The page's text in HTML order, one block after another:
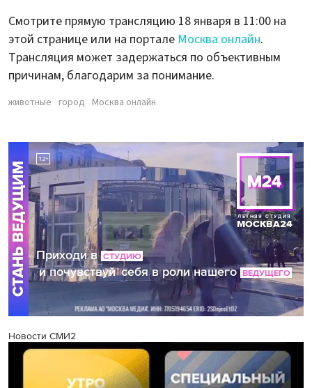
Смотрите прямую трансляцию 18 января в 11:00 на
этой странице или на портале Москва онлайн.
Трансляция может задержаться по объективным
причинам, благодарим за понимание.
животные город Москва онлайн
Новости СМИ2